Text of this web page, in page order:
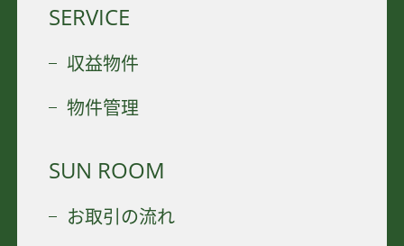
SERVICE
収益物件
物件管理
SUN ROOM
お取引の流れ